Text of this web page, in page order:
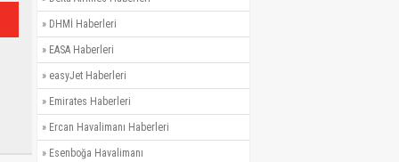
» DHMİ Haberleri
» EASA Haberleri
» easyJet Haberleri
» Emirates Haberleri
» Ercan Havalimanı Haberleri
» Esenboğa Havalimanı